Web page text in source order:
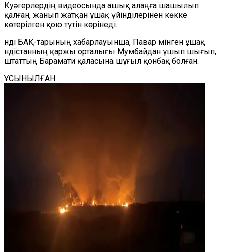
Куәгерлердің видеосында ашық алаңға шашылып
қалған, жанып жатқан ұшақ үйінділерінен көкке
көтерілген қою түтін көрінеді.
Үнді БАҚ-тарының хабарлауынша, Павар мінген ұшақ
Үндістанның қаржы орталығы Мумбайдан ұшып шығып,
штаттың Барамати қаласына шұғыл қонбақ болған.
ҰСЫНЫЛҒАН